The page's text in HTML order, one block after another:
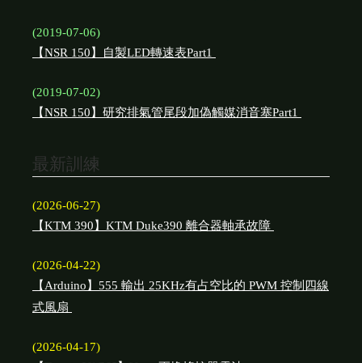
(2019-07-06)
【NSR 150】自製LED轉速表Part1
(2019-07-02)
【NSR 150】研究排氣管尾段加偽觸媒消音塞Part1
最新訓練
(2026-06-27)
【KTM 390】KTM Duke390 離合器軸承故障
(2026-04-22)
【Arduino】555 輸出 25KHz有占空比的 PWM 控制四線
式風扇
(2026-04-17)